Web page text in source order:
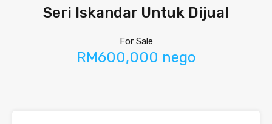
Seri Iskandar Untuk Dijual
For Sale
RM600,000 nego